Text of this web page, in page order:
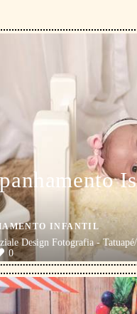
INFANTIL
Design Fotografia -
0